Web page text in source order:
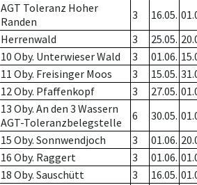
AGT Toleranz Hoher
Randen
3 16.05.
Herrenwald 3 25.05.
10 Oby. Unterwieser Wald 3 01.06.
11 Oby. Freisinger Moos 3 15.05.
12 Oby. Pfaffenkopf 3 27.05.
13 Oby. An den 3 Wassern
AGT-Toleranzbelegstelle
6 30.05.
15 Oby. Sonnwendjoch 3 01.06.
16 Oby. Raggert 3 01.06.
18 Oby. Sauschütt 3 16.05.